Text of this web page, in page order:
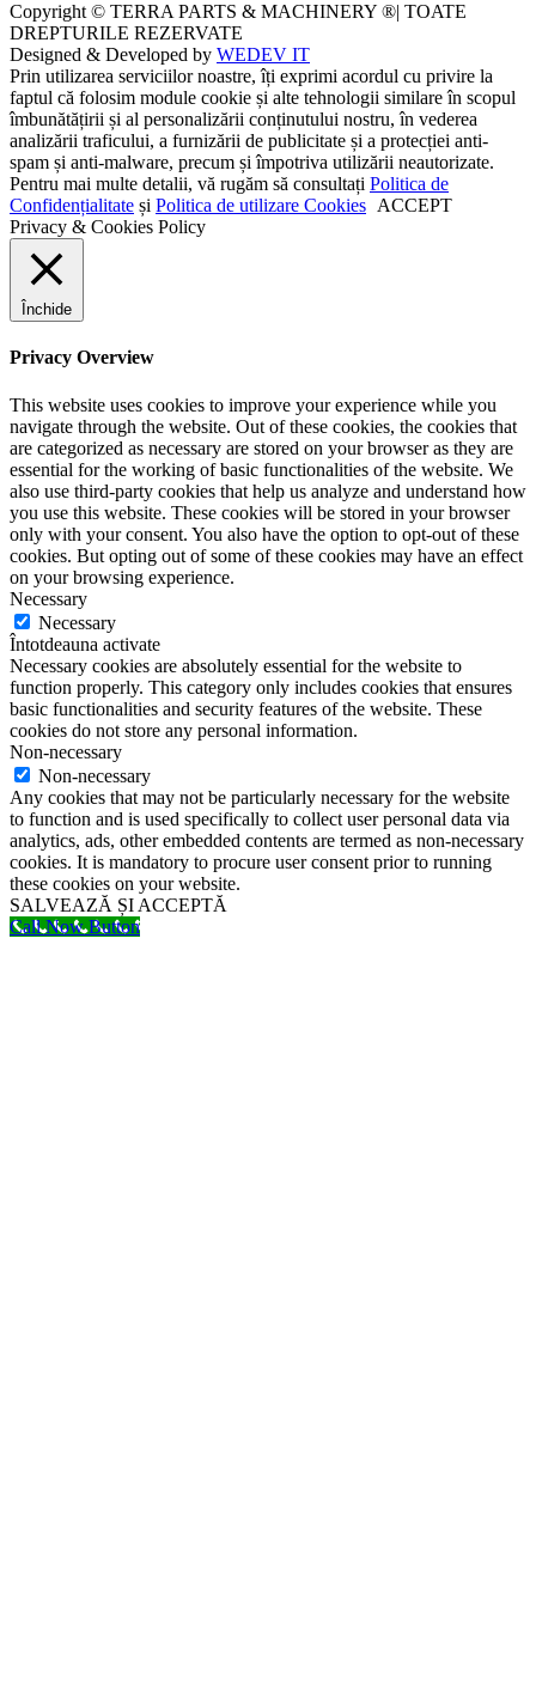
Copyright © TERRA PARTS & MACHINERY ®| TOATE
DREPTURILE REZERVATE
Designed & Developed by WEDEV IT
Prin utilizarea serviciilor noastre, îți exprimi acordul cu privire la
faptul că folosim module cookie și alte tehnologii similare în scopul
îmbunătățirii și al personalizării conținutului nostru, în vederea
analizării traficului, a furnizării de publicitate și a protecției anti-
spam și anti-malware, precum și împotriva utilizării neautorizate.
Pentru mai multe detalii, vă rugăm să consultați Politica de
Confidențialitate și Politica de utilizare Cookies ACCEPT
Privacy & Cookies Policy
Închide
Privacy Overview
This website uses cookies to improve your experience while you
navigate through the website. Out of these cookies, the cookies that
are categorized as necessary are stored on your browser as they are
essential for the working of basic functionalities of the website. We
also use third-party cookies that help us analyze and understand how
you use this website. These cookies will be stored in your browser
only with your consent. You also have the option to opt-out of these
cookies. But opting out of some of these cookies may have an effect
on your browsing experience.
Necessary
Necessary
Întotdeauna activate
Necessary cookies are absolutely essential for the website to
function properly. This category only includes cookies that ensures
basic functionalities and security features of the website. These
cookies do not store any personal information.
Non-necessary
Non-necessary
Any cookies that may not be particularly necessary for the website
to function and is used specifically to collect user personal data via
analytics, ads, other embedded contents are termed as non-necessary
cookies. It is mandatory to procure user consent prior to running
these cookies on your website.
SALVEAZĂ ȘI ACCEPTĂ
Call Now Button